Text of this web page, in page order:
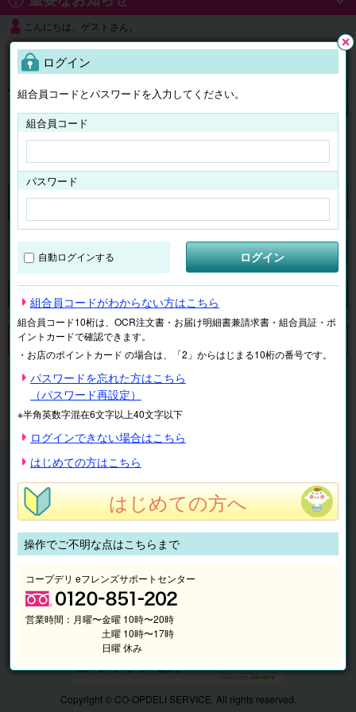
こんにちは、ゲストさん。
よくある質問
ログイン
チケット マイページ
検索
申し訳ございません。 現在、該当商品は、お取扱いしておりません。
マイページ 注文履歴
抽選結果
請求内容
チケット
くらしのサービス
このサイトの使い方
マイページ
Copyright © CO-OPDELI SERVICE. All rights reserved.
ログイン
組合員コードとパスワードを入力してください。
組合員コード
パスワード
自動ログインする ログイン
組合員コードがわからない方はこちら
組合員コード10桁は、OCR注文書・お届け明細書兼請求書・組合員証・ポ
イントカードで確認できます。
・お店のポイントカード の場合は、「2」からはじまる10桁の番号です。
パスワードを忘れた方はこちら
（パスワード再設定）
※半角英数字混在6文字以上40文字以下
ログインできない場合はこちら
はじめての方はこちら
はじめての方へ
操作でご不明な点はこちらまで
コープデリ eフレンズサポートセンター
営業時間： 月曜〜金曜 10時〜20時
土曜 10時〜17時
日曜 休み